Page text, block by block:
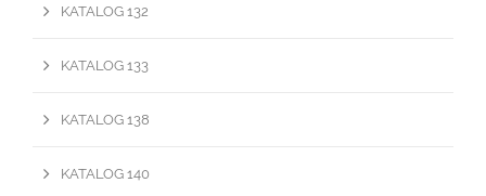
KATALOG 132
KATALOG 133
KATALOG 138
KATALOG 140